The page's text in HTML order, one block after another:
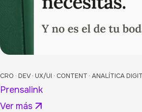
CRO · DEV · UX/UI · CONTENT · ANALÍTICA
Prensalink
Ver más